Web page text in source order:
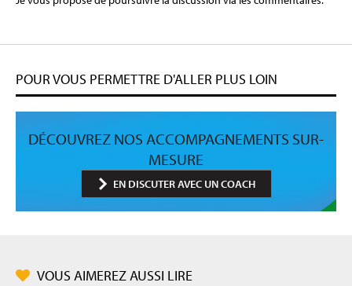
POUR VOUS PERMETTRE D'ALLER PLUS LOIN
DÉCOUVREZ NOS ACCOMPAGNEMENTS SUR-
MESURE
EN DISCUTER AVEC UN COACH
VOUS AIMEREZ AUSSI LIRE